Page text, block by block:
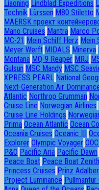
Liaoning Lindblad Expeditions
Technik Lürssen M80 Stiletto
MAERSK проект
Mano Cruises Mantra Marco
MC-21 Mein Schiff Herz Mein
Meyer Werft MIDALS Minerva
Montana MQ-9 Reaper MRJ
Gulsun MSC Mandy MSC
XPRESS PEARL National
Next-Generation Air
Atlantic Northrop Grumman
Cruise Line Norwegian Airlines
Cruise Line Holdings
Prima Ocean Atlantic Ocean
Oceania Cruises Oceanic III
Explorer Olympic Voyager
P&O Pacific Aria Pacific Dawn
Peace Boat Peace Boat Zenith
Princess Cruises Prinz
Project Luminance Pullmantur